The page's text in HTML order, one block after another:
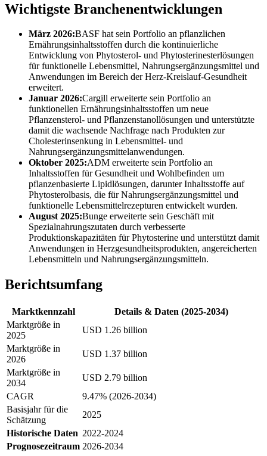
Wichtigste Branchenentwicklungen
März 2026:BASF hat sein Portfolio an pflanzlichen
Ernährungsinhaltsstoffen durch die kontinuierliche
Entwicklung von Phytosterol- und Phytosterinesterlösungen
für funktionelle Lebensmittel, Nahrungsergänzungsmittel und
Anwendungen im Bereich der Herz-Kreislauf-Gesundheit
erweitert.
Januar 2026:Cargill erweiterte sein Portfolio an
funktionellen Ernährungsinhaltsstoffen um neue
Pflanzensterol- und Pflanzenstanollösungen und unterstützte
damit die wachsende Nachfrage nach Produkten zur
Cholesterinsenkung in Lebensmittel- und
Nahrungsergänzungsmittelanwendungen.
Oktober 2025:ADM erweiterte sein Portfolio an
Inhaltsstoffen für Gesundheit und Wohlbefinden um
pflanzenbasierte Lipidlösungen, darunter Inhaltsstoffe auf
Phytosterolbasis, die für Nahrungsergänzungsmittel und
funktionelle Lebensmittelrezepturen entwickelt wurden.
August 2025:Bunge erweiterte sein Geschäft mit
Spezialnahrungszutaten durch verbesserte
Produktionskapazitäten für Phytosterine und unterstützt damit
Anwendungen in Herzgesundheitsprodukten, angereicherten
Lebensmitteln und Nahrungsergänzungsmitteln.
Berichtsumfang
Marktkennzahl
Details & Daten (2025-2034)
Marktgröße in
2025
USD 1.26 billion
Marktgröße in
2026
USD 1.37 billion
Marktgröße in
2034
USD 2.79 billion
CAGR
9.47% (2026-2034)
Basisjahr für die
Schätzung
2025
Historische Daten 2022-2024
Prognosezeitraum 2026-2034